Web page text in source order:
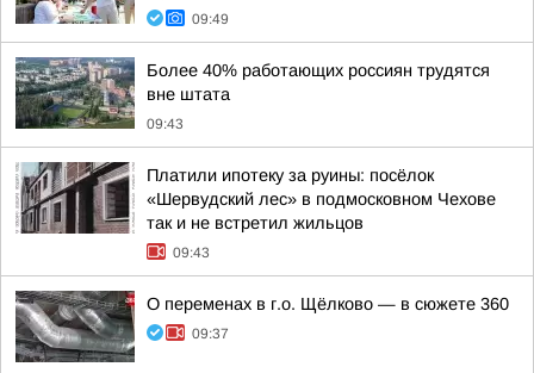
09:49
Более 40% работающих россиян трудятся
вне штата
09:43
Платили ипотеку за руины: посёлок
«Шервудский лес» в подмосковном Чехове
так и не встретил жильцов
09:43
О переменах в г.о. Щёлково — в сюжете 360
09:37